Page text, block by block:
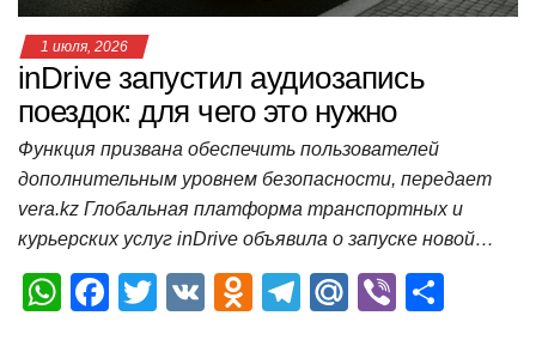
1 июля, 2026
inDrive запустил аудиозапись
поездок: для чего это нужно
Функция призвана обеспечить пользователей
дополнительным уровнем безопасности, передает
vera.kz Глобальная платформа транспортных и
курьерских услуг inDrive объявила о запуске новой…
W
F
T
V
O
T
M
Vi